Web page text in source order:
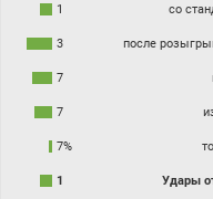
1 со
3 после
7
7
7%
1 Удары